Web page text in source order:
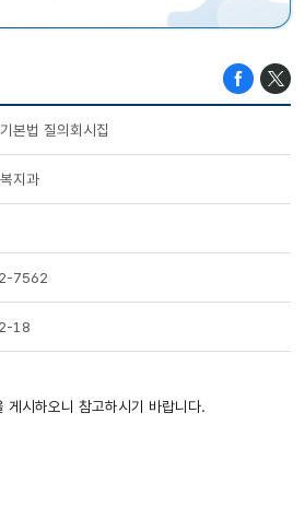
본법 질의회시집
지과
7562
18
게시하오니 참고하시기 바랍니다.